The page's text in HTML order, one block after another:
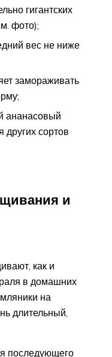
гигантских
фото);
вес не ниже
замораживать
ананасовый
других сортов
и
как и
в домашних
на
длительный,
последующего